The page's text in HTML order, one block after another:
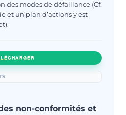
des modes de défaillance (Cf.
et un plan d’actions y est
non-conformités et